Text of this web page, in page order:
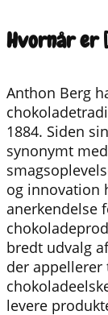
Hvornår er
Anthon Berg
1884. Siden
synonymt
og innovation
anerkendelse
bredt udvalg
der appellerer
levere